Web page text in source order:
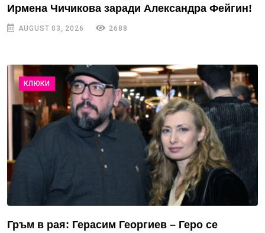
Ирмена Чичикова заради Александра Фейгин!
AUGUST 03, 2026 2688
КЛЮКИ
Гръм в рая: Герасим Георгиев – Геро се